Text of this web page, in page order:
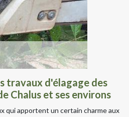
travaux d'élagage des
Chalus et ses environs
qui apportent un certain charme aux